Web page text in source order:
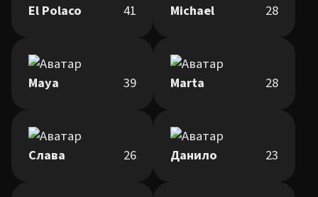
El Polaco 41 Michael 28
Maya 39 Marta 28
Слава 26 Данило 23